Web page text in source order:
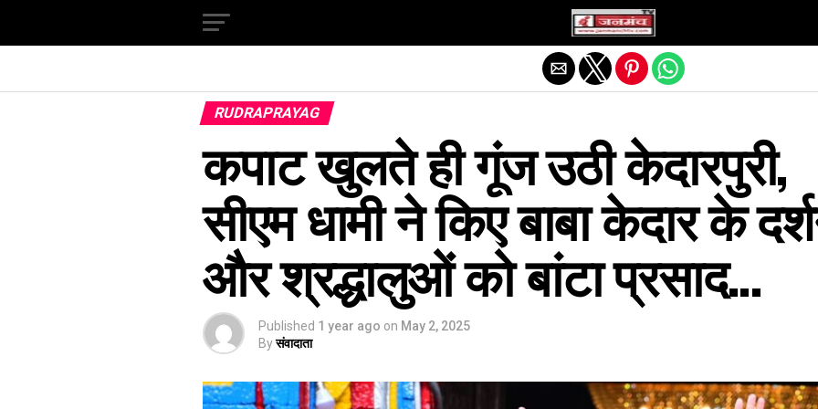
RUDRAPRAYAG
कपाट खुलते ही गूंज उठी केदारपुरी,
सीएम धामी ने किए बाबा केदार के
और श्रद्धालुओं को बांटा प्रसाद…
Published 1 year ago on May 2, 2025
Byसंवादाता
Exit mobile version